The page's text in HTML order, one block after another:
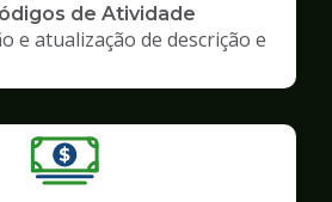
de Atividade
e atualização de descrição e